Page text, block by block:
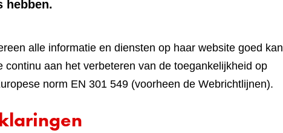
hebben.
alle informatie en diensten op haar website goed kan
continu aan het verbeteren van de toegankelijkheid op
norm EN 301 549 (voorheen de Webrichtlijnen).